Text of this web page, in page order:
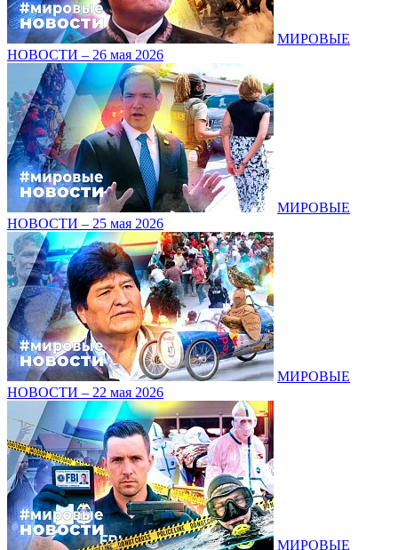
МИРОВЫЕ
НОВОСТИ – 26 мая 2026
МИРОВЫЕ
НОВОСТИ – 25 мая 2026
МИРОВЫЕ
НОВОСТИ – 22 мая 2026
МИРОВЫЕ